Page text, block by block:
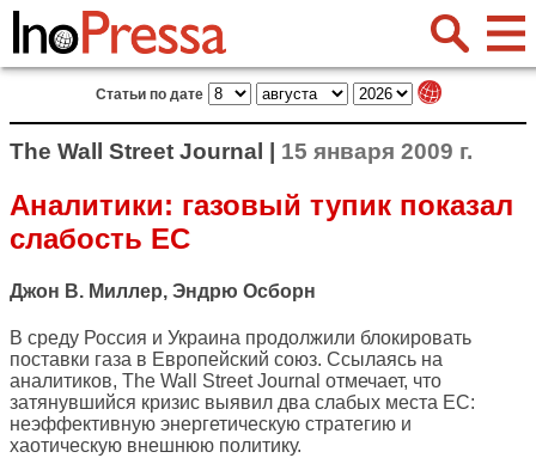
Статьи по дате
The Wall Street Journal | 15 января 2009 г.
Аналитики: газовый тупик показал
слабость ЕС
Джон В. Миллер, Эндрю Осборн
В среду Россия и Украина продолжили блокировать
поставки газа в Европейский союз. Ссылаясь на
аналитиков, The Wall Street Journal отмечает, что
затянувшийся кризис выявил два слабых места ЕС:
неэффективную энергетическую стратегию и
хаотическую внешнюю политику.